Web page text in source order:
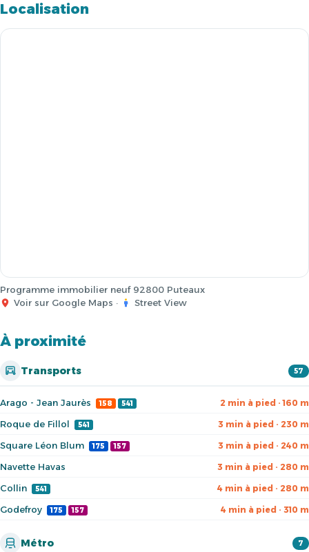
Localisation
Programme immobilier neuf 92800 Puteaux
Voir sur Google Maps · Street View
À proximité
Transports 57
Arago - Jean Jaurès 158 541 2 min à pied · 160 m
Roque de Fillol 541 3 min à pied · 230 m
Square Léon Blum 175 157 3 min à pied · 240 m
Navette Havas 3 min à pied · 280 m
Collin 541 4 min à pied · 280 m
Godefroy 175 157 4 min à pied · 310 m
Métro 7